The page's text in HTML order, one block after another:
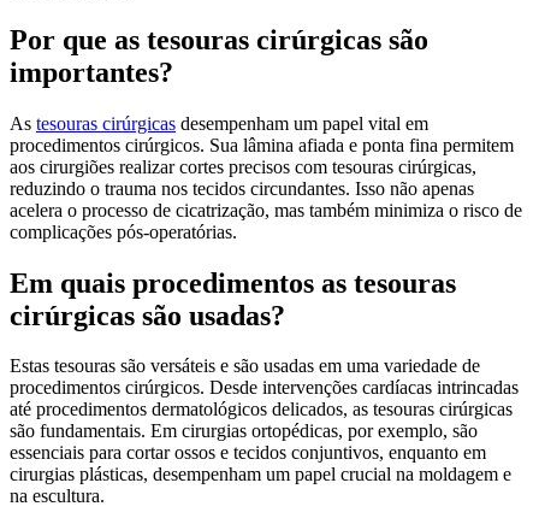
Por que as tesouras cirúrgicas são
importantes?
As tesouras cirúrgicas desempenham um papel vital em
procedimentos cirúrgicos. Sua lâmina afiada e ponta fina permitem
aos cirurgiões realizar cortes precisos com tesouras cirúrgicas,
reduzindo o trauma nos tecidos circundantes. Isso não apenas
acelera o processo de cicatrização, mas também minimiza o risco de
complicações pós-operatórias.
Em quais procedimentos as tesouras
cirúrgicas são usadas?
Estas tesouras são versáteis e são usadas em uma variedade de
procedimentos cirúrgicos. Desde intervenções cardíacas intrincadas
até procedimentos dermatológicos delicados, as tesouras cirúrgicas
são fundamentais. Em cirurgias ortopédicas, por exemplo, são
essenciais para cortar ossos e tecidos conjuntivos, enquanto em
cirurgias plásticas, desempenham um papel crucial na moldagem e
na escultura.